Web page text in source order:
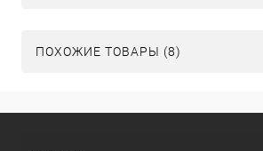
ПОХОЖИЕ ТОВАРЫ (8)